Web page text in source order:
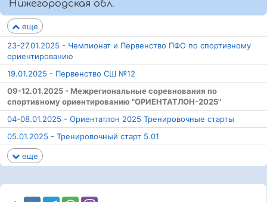
Нижегородская обл.
еще
23-27.01.2025 - Чемпионат и Первенство ПФО по спортивному
ориентированию
19.01.2025 - Первенство СШ №12
09-12.01.2025 - Межрегиональные соревнования по
спортивному ориентированию "ОРИЕНТАТЛОН-2025"
04-08.01.2025 - Ориентатлон 2025 Тренировочные старты
05.01.2025 - Тренировочный старт 5.01
еще